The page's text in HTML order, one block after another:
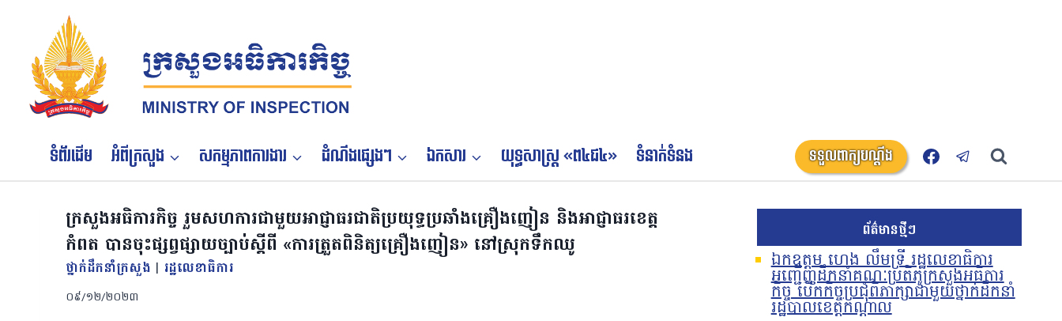
content
ទំព័រដើម អំពីក្រសួង សកម្មភាពការងារ ដំណឹងផ្សេងៗ ឯកសារ យុទ្ធសាស្ត្រ «ព៤ជ៤» ទំនាក់ទំនង ទទួលពាក្យបណ្តឹង
ក្រសួងអធិការកិច្ច រួមសហការជាមួយអាជ្ញាធរជាតិ​ប្រយុទ្ធ​ប្រឆាំង​គ្រឿងញៀន​ និងអាជ្ញាធរខេត្ត
កំពត បានចុះផ្សព្វផ្សាយច្បាប់ស្តីពី «ការត្រួតពិនិត្យគ្រឿងញៀន» នៅស្រុកទឹកឈូ
ថ្នាក់ដឹកនាំក្រសួង | រដ្ឋលេខាធិការ
០៩/១២/២០២៣
ព័ត៌មានថ្មីៗ
ឯកឧត្តម ហេង លឹមទ្រី រដ្ឋលេខាធិការ
អញ្ជើញដឹកនាំគណៈប្រតិភូក្រសួងអធិការ
កិច្ច បើកកិច្ចប្រជុំពិភាក្សាជាមួយថ្នាក់ដឹកនាំ
រដ្ឋបាលខេត្តកណ្តាល